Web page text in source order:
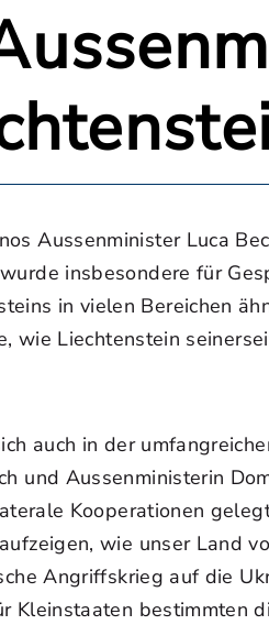
Aussenminister Luca
insbesondere für
in vielen Bereichen
wie Liechtenstein
auch in der
und Aussenministerin
Kooperationen
wie unser
Angriffskrieg auf die
Kleinstaaten bestimmten